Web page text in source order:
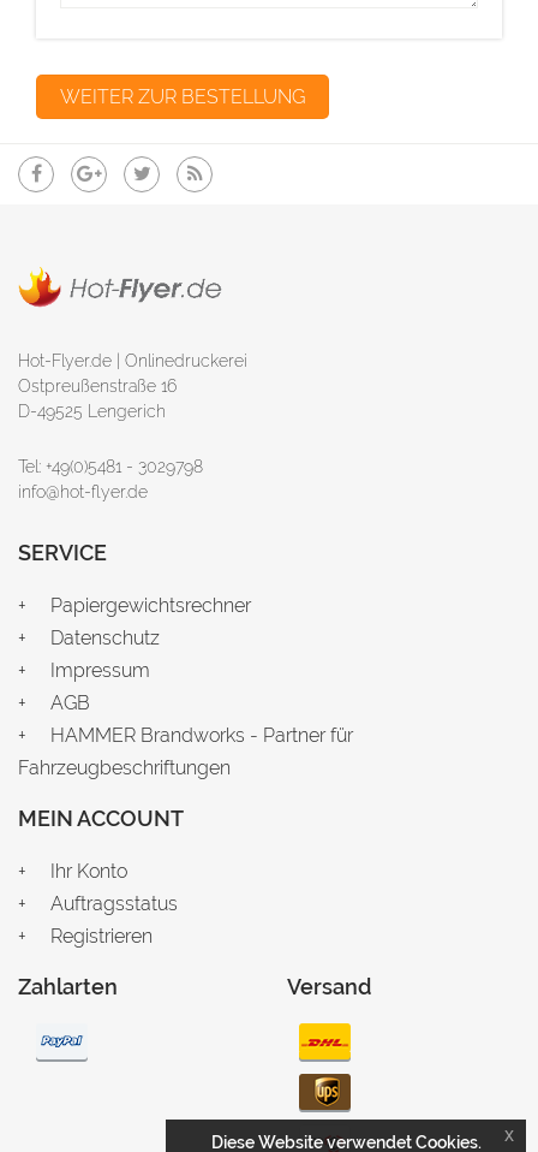
Hot-Flyer.de | Onlinedruckerei
Ostpreußenstraße 16
D-49525 Lengerich
Tel: +49(0)5481 - 3029798
info@hot-flyer.de
SERVICE
Papiergewichtsrechner
Datenschutz
Impressum
AGB
HAMMER Brandworks - Partner für
Fahrzeugbeschriftungen
MEIN ACCOUNT
Ihr Konto
Auftragsstatus
Registrieren
Zahlarten Versand
Diese Website verwendet Cookies. x